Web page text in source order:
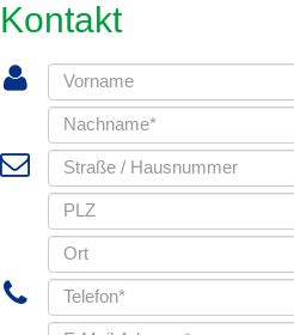
Kontakt